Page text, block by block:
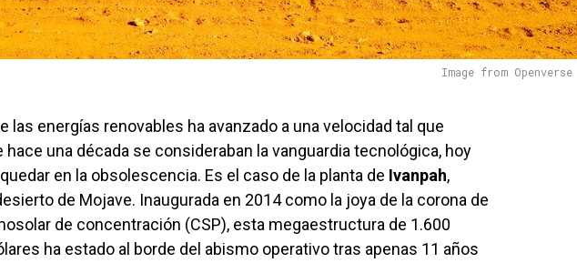
Image from Openverse
las energías renovables ha avanzado a una velocidad tal que
una década se consideraban la vanguardia tecnológica, hoy
en la obsolescencia. Es el caso de la planta de Ivanpah,
de Mojave. Inaugurada en 2014 como la joya de la corona de
de concentración (CSP), esta megaestructura de 1.600
ha estado al borde del abismo operativo tras apenas 11 años